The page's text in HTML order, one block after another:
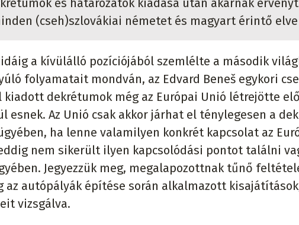
(cseh)szlovákiai németet és magyart érintő
a kívülálló pozíciójából szemlélte a második
folyamatait mondván, az Edvard Beneš egykori
kiadott dekrétumok még az Európai Unió létrejötte
esnek. Az Unió csak akkor járhat el ténylegesen a
ha lenne valamilyen konkrét kapcsolat az
nem sikerült ilyen kapcsolódási pontot találni
Jegyezzük meg, megalapozottnak tűnő
autópályák építése során alkalmazott
vizsgálva.